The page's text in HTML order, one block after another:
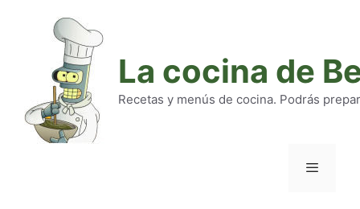
La cocina de
Recetas y menús de cocina. Podrás